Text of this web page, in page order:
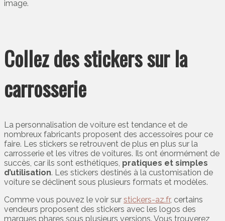
image.
Collez des stickers sur la
carrosserie
La personnalisation de voiture est tendance et de
nombreux fabricants proposent des accessoires pour ce
faire. Les stickers se retrouvent de plus en plus sur la
carrosserie et les vitres de voitures. Ils ont énormément de
succès, car ils sont esthétiques, pratiques et simples
d’utilisation. Les stickers destinés à la customisation de
voiture se déclinent sous plusieurs formats et modèles.
Comme vous pouvez le voir sur stickers-az.fr, certains
vendeurs proposent des stickers avec les logos des
marques phares sous plusieurs versions. Vous trouverez